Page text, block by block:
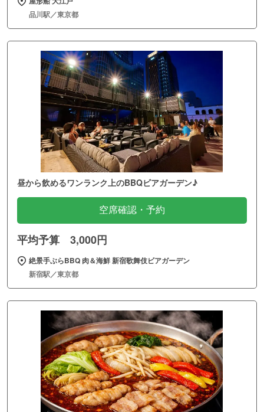
品川駅／東京都
昼から飲めるワンランク上のBBQビアガーデン♪
空席確認・予約
平均予算 3,000円
絶景手ぶらBBQ 肉＆海鮮 新宿歌舞伎ビアガーデン
新宿駅／東京都